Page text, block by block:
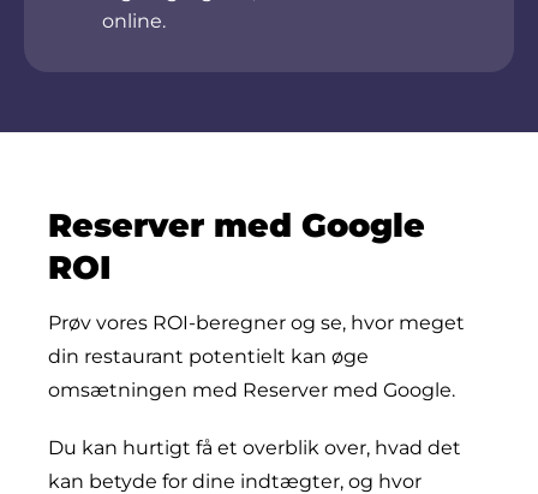
online.
Reserver med Google
ROI
Prøv vores ROI-beregner og se, hvor meget
din restaurant potentielt kan øge
omsætningen med Reserver med Google.
Du kan hurtigt få et overblik over, hvad det
kan betyde for dine indtægter, og hvor